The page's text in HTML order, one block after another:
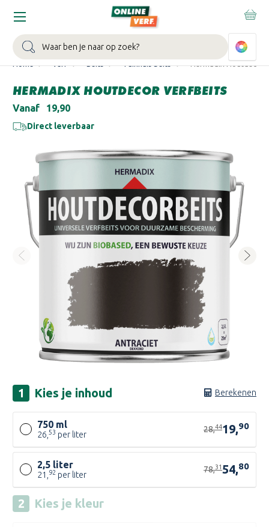
Zoeken
WIN EEN BALLONVAART:Bij besteding vanaf €100,- aan Sikkens
muurverf en/of lak.
Bekijk actie >
Home Verf Beits Tuinhuis beits Hermadix Houtdecor
HERMADIX HOUTDECOR VERFBEITS
Vanaf €19,90
Direct leverbaar
Kies je inhoud Berekenen
750 ml
26, 53 per liter
28,4419,90
2,5 liter
21, 92per liter
78,3154,80
Kies je kleur